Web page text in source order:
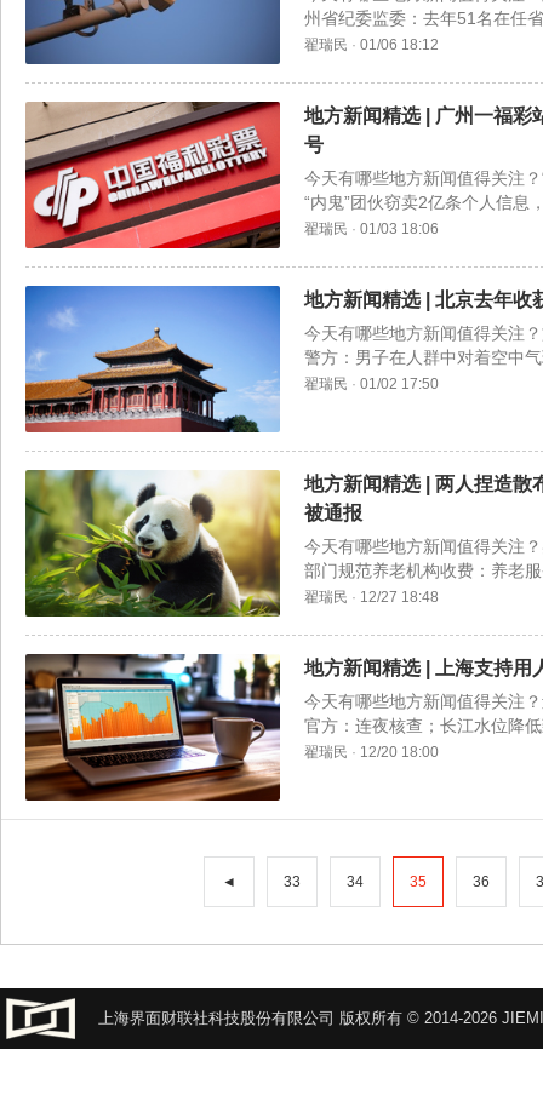
州省纪委监委：去年51名在任
主或是汉武帝最后一位丞相。
翟瑞民 · 01/06 18:12
地方新闻精选 | 广州一福彩
号
今天有哪些地方新闻值得关注
“内鬼”团伙窃卖2亿条个人信息
已责令道歉。
翟瑞民 · 01/03 18:06
地方新闻精选 | 北京去年收
今天有哪些地方新闻值得关注
警方：男子在人群中对着空中
14.8%、11.3%。
翟瑞民 · 01/02 17:50
地方新闻精选 | 两人捏造散
被通报
今天有哪些地方新闻值得关注
部门规范养老机构收费：养老
市公安局原副局长给自己发了
翟瑞民 · 12/27 18:48
地方新闻精选 | 上海支持用
今天有哪些地方新闻值得关注
官方：连夜核查；长江水位降
委原书记左军受贿3200万，两
翟瑞民 · 12/20 18:00
◄ 33 34 35 36
上海界面财联社科技股份有限公司 版权所有 © 2014-2026